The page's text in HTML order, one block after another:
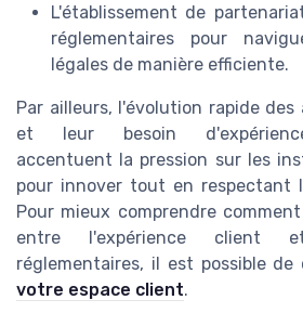
L'établissement de
réglementaires pour
légales de manière efficiente.
Par ailleurs, l'évolution rapide
et leur besoin
accentuent la pression sur les
pour innover tout en respectant
Pour mieux comprendre
entre l'expérience client
réglementaires, il est possible de
votre espace client.